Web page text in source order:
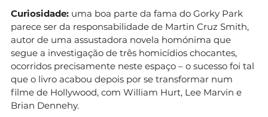
Curiosidade: uma boa parte da fama do Gorky Park
parece ser da responsabilidade de Martin Cruz Smith,
autor de uma assustadora novela homónima que
segue a investigação de três homicídios chocantes,
ocorridos precisamente neste espaço – o sucesso foi tal
que o livro acabou depois por se transformar num
filme de Hollywood, com William Hurt, Lee Marvin e
Brian Dennehy.